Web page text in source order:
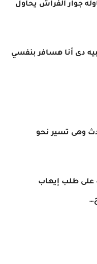
جوار الفراش يحاول
دى أنا هسافر بنفسي
وهى تسير نحو
على طلب إيهاب